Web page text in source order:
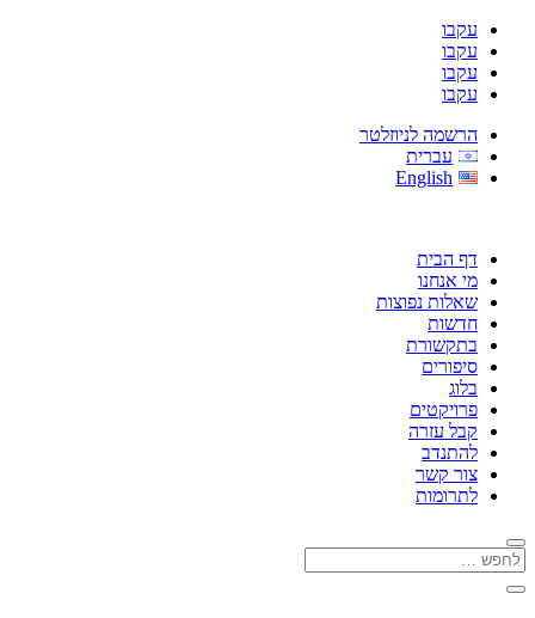
עקבו
עקבו
עקבו
עקבו
הרשמה לניוזלטר
עברית
English
דף הבית
מי אנחנו
שאלות נפוצות
חדשות
בתקשורת
סיפורים
בלוג
פרויקטים
קבל עזרה
להתנדב
צור קשר
לתרומות